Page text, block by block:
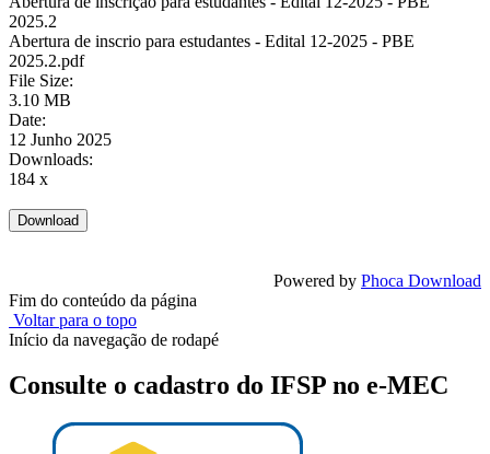
2025.2
Abertura de inscrio para estudantes - Edital 12-2025 - PBE
2025.2.pdf
File Size:
3.10 MB
Date:
12 Junho 2025
Downloads:
184 x
Powered by Phoca Download
Fim do conteúdo da página
Voltar para o topo
Início da navegação de rodapé
Consulte o cadastro do IFSP no e-MEC